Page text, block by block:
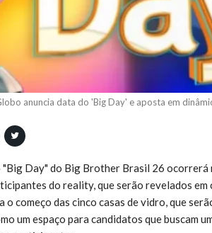
anuncia data do 'Big Day' e aposta em
"Big Day" do Big Brother Brasil 26 ocorrerá
do reality, que serão revelados em
o começo das cinco casas de vidro, que
um espaço para candidatos que buscam